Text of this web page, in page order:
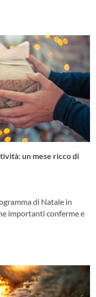
un mese ricco di
di Natale in
importanti conferme e